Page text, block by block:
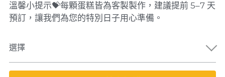
溫馨小提示💝每顆蛋糕皆為客製製作，建議提前 5–7 天
預訂，讓我們為您的特別日子用心準備。
選擇